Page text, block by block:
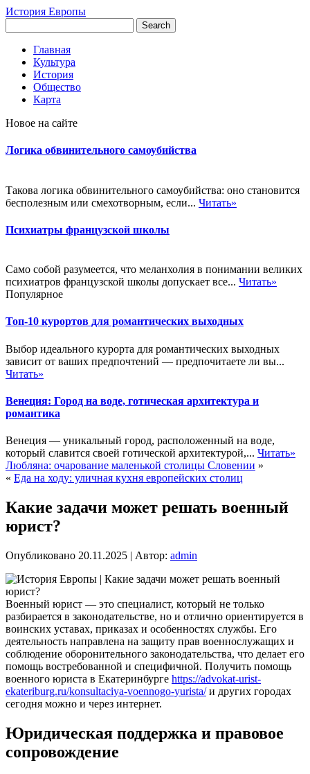
История Европы
Главная
Культура
История
Общество
Карта
Новое на сайте
Логика обвинительного самоубийства
Такова логика обвинительного самоубийства: оно становится
бесполезным или смехотворным, если... Читать»
Психиатры французской школы
Само собой разумеется, что меланхолия в понимании великих
психиатров французской школы допускает все... Читать»
Популярное
Топ-10 курортов для романтических выходных
Выбор идеального курорта для романтических выходных
зависит от ваших предпочтений — предпочитаете ли вы...
Читать»
Венеция: Город на воде, готическая архитектура и
романтика
Венеция — уникальный город, расположенный на воде,
который славится своей готической архитектурой,... Читать»
Любляна: очарование маленькой столицы Словении »
« Еда на ходу: уличная кухня европейских столиц
Какие задачи может решать военный
юрист?
Опубликовано 20.11.2025 | Автор: admin
Военный юрист — это специалист, который не только
разбирается в законодательстве, но и отлично ориентируется в
воинских уставах, приказах и особенностях службы. Его
деятельность направлена на защиту прав военнослужащих и
соблюдение оборонительного законодательства, что делает его
помощь востребованной и специфичной. Получить помощь
военного юриста в Екатеринбурге https://advokat-urist-
ekateriburg.ru/konsultaciya-voennogo-yurista/и других городах
сегодня можно и через интернет.
Юридическая поддержка и правовое
сопровождение